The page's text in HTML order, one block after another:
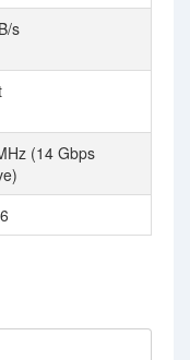
s
(14 Gbps